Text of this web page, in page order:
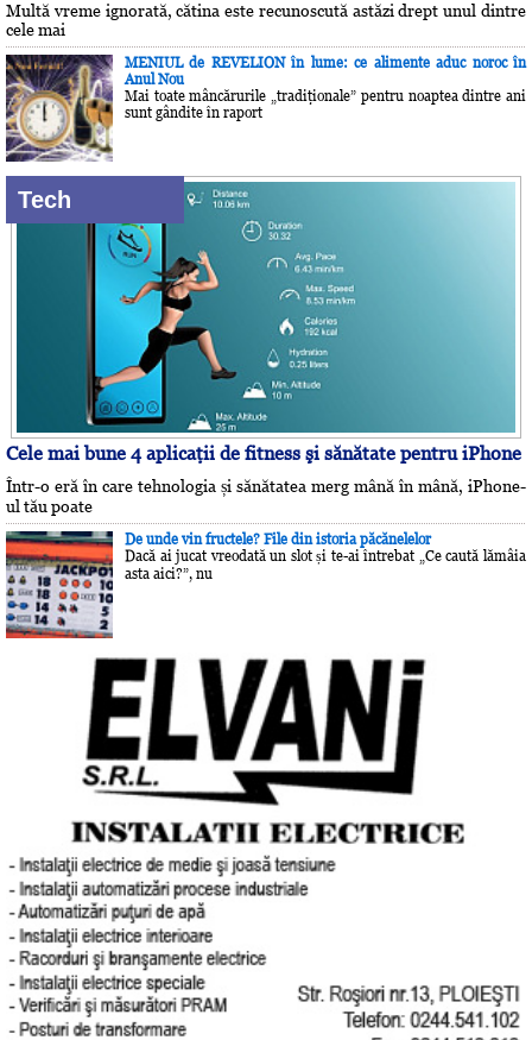
Multă vreme ignorată, cătina este recunoscută astăzi drept unul dintre
cele mai
MENIUL de REVELION în lume: ce alimente aduc noroc în
Anul Nou
Mai toate mâncărurile „tradiţionale” pentru noaptea dintre ani
sunt gândite în raport
Tech
Cele mai bune 4 aplicaţii de fitness şi sănătate pentru iPhone
Într-o eră în care tehnologia și sănătatea merg mână în mână, iPhone-
ul tău poate
De unde vin fructele? File din istoria păcănelelor
Dacă ai jucat vreodată un slot și te-ai întrebat „Ce caută lămâia
asta aici?”, nu